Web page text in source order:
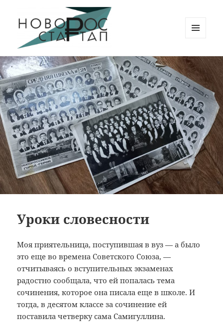
Новорос Стартап
ВИДЖЕТЫ
Уроки словесности
Моя приятельница, поступившая в вуз — а было
это еще во времена Советского Союза, —
отчитываясь о вступительных экзаменах
радостно сообщала, что ей попалась тема
сочинения, которое она писала еще в школе. И
тогда, в десятом классе за сочинение ей
поставила четверку сама Самигуллина.